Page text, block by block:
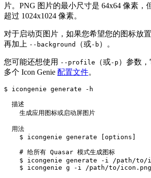
片。PNG 图片的最小尺寸是 64x64 像素，
超过 1024x1024 像素。
对于启动页图片，如果您希望您的图标放
再加上 --background （或-b ）。
您可能还想使用 --profile （或-p ）参数
多个 Icon Genie 配置文件。
$ icongenie generate -h
  描述
    生成应用图标或启动屏图片
  用法
    $ icongenie generate [options]
    # 给所有 Quasar 模式生成图标
$ icongenie generate -i /path/to/
    $ icongenie g -i /path/to/icon.png